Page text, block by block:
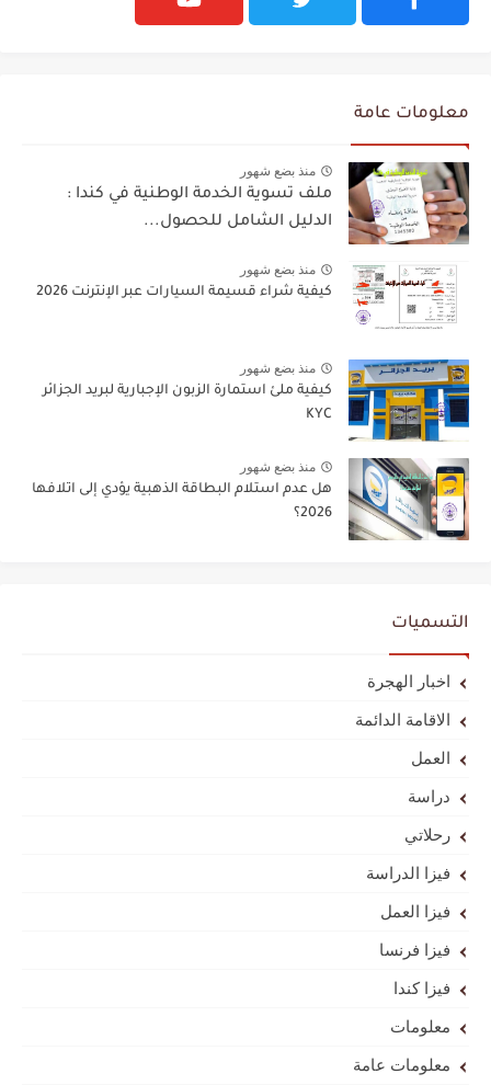
معلومات عامة
منذ بضع شهور
ملف تسوية الخدمة الوطنية في كندا :
الدليل الشامل للحصول...
منذ بضع شهور
كيفية شراء قسيمة السيارات عبر الإنترنت 2026
منذ بضع شهور
كيفية ملئ استمارة الزبون الإجبارية لبريد الجزائر
KYC
منذ بضع شهور
هل عدم استلام البطاقة الذهبية يؤدي إلى اتلافها
2026؟
التسميات
اخبار الهجرة
الاقامة الدائمة
العمل
دراسة
رحلاتي
فيزا الدراسة
فيزا العمل
فيزا فرنسا
فيزا كندا
معلومات
معلومات عامة